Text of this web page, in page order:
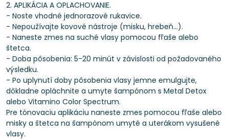
2. APLIKÁCIA A OPLACHOVANIE.
- Noste vhodné jednorazové rukavice.
- Nepoužívajte kovové nástroje (misku, hrebeň...).
- Naneste zmes na suché vlasy pomocou fľaše alebo
štetca.
- Doba pôsobenia: 5-20 minút v závislosti od požadovaného
výsledku.
- Po uplynutí doby pôsobenia vlasy jemne emulgujte,
dôkladne opláchnite a umyte šampónom s Metal Detox
alebo Vitamino Color Spectrum.
Pre tónovaciu aplikáciu naneste zmes pomocou fľaše alebo
misky a štetca na šampónom umyté a uterákom vysušené
vlasy.